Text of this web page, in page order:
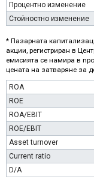
Процентно изменение
Стойностно изменение
* Пазарната
акции, регистриран в
емисията се намира в
цената на затваряне за
ROA
ROE
ROA/EBIT
ROE/EBIT
Asset turnover
Current ratio
D/A